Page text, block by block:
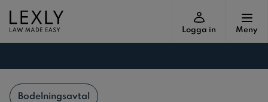
Logga in Meny
Bodelningsavtal